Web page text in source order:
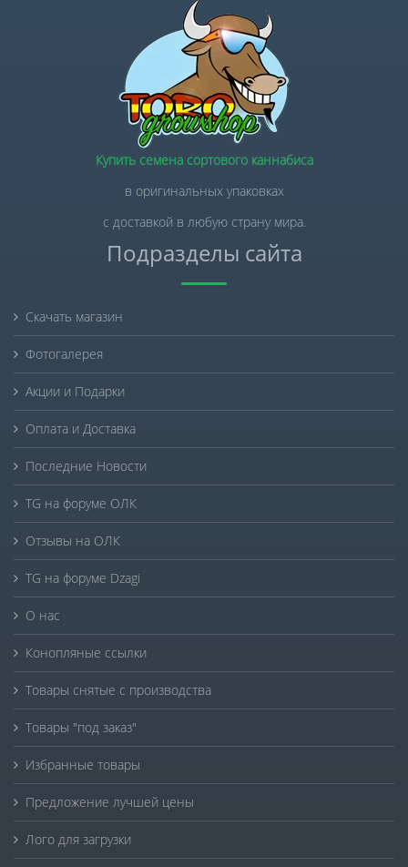
Купить семена сортового каннабиса
в оригинальных упаковках
с доставкой в любую страну мира.
Подразделы сайта
Скачать магазин
Фотогалерея
Акции и Подарки
Оплата и Доставка
Последние Новости
TG на форуме ОЛК
Отзывы на ОЛК
TG на форуме Dzagi
О нас
Конопляные ссылки
Товары снятые с производства
Товары "под заказ"
Избранные товары
Предложение лучшей цены
Лого для загрузки